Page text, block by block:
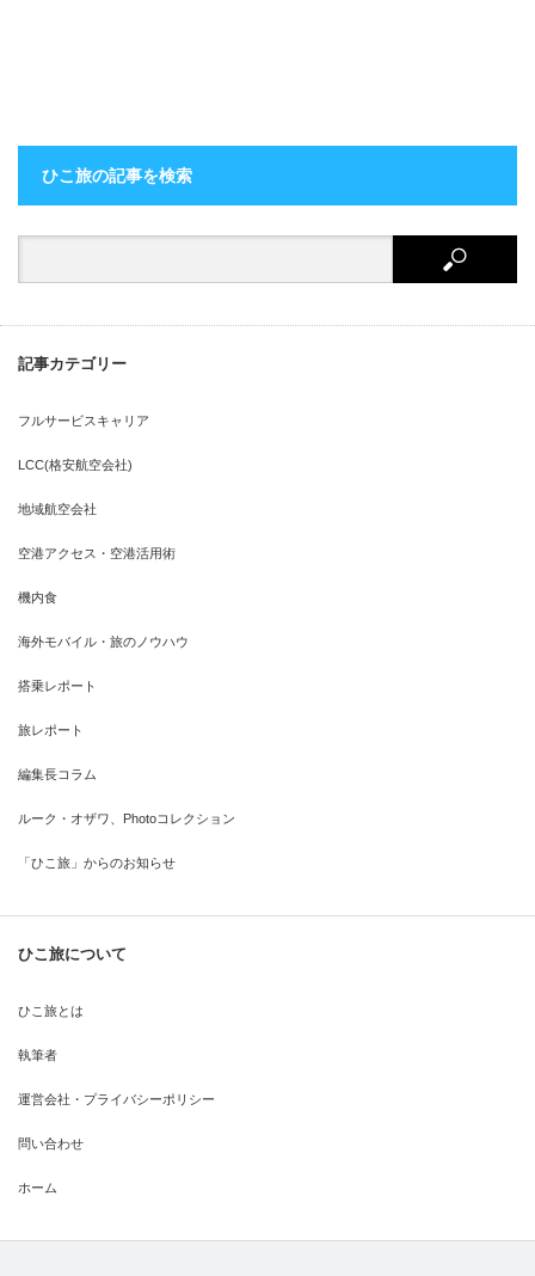
ひこ旅の記事を検索
記事カテゴリー
フルサービスキャリア
LCC(格安航空会社)
地域航空会社
空港アクセス・空港活用術
機内食
海外モバイル・旅のノウハウ
搭乗レポート
旅レポート
編集長コラム
ルーク・オザワ、Photoコレクション
「ひこ旅」からのお知らせ
ひこ旅について
ひこ旅とは
執筆者
運営会社・プライバシーポリシー
問い合わせ
ホーム